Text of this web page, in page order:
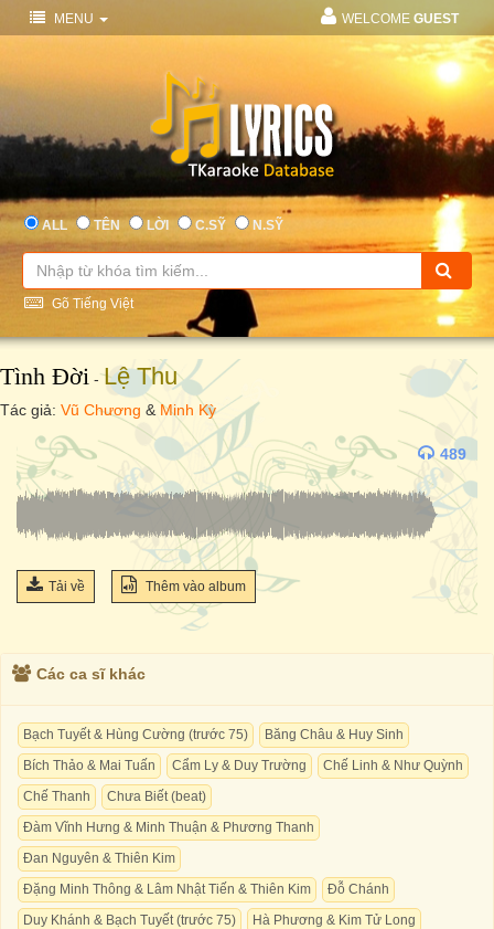
MENU WELCOME GUEST
ALL TÊN LỜI C.SỸ N.SỸ
Gõ Tiếng Việt
Tình Đời -Lệ Thu
Tác giả: Vũ Chương & Minh Kỳ
489
Tải về Thêm vào album
Các ca sĩ khác
Bạch Tuyết & Hùng Cường (trước 75)
Băng Châu & Huy Sinh
Bích Thảo & Mai Tuấn
Cẩm Ly & Duy Trường
Chế Linh & Như Quỳnh
Chế Thanh
Chưa Biết (beat)
Đàm Vĩnh Hưng & Minh Thuận & Phương Thanh
Đan Nguyên & Thiên Kim
Đặng Minh Thông & Lâm Nhật Tiến & Thiên Kim
Đỗ Chánh
Duy Khánh & Bạch Tuyết (trước 75)
Hà Phương & Kim Tử Long